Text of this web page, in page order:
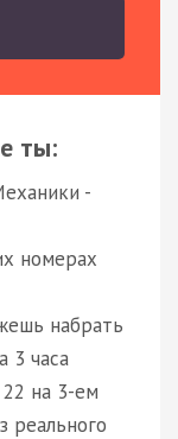
ты:
-
номерах
набрать
3 часа
на 3-ем
реального